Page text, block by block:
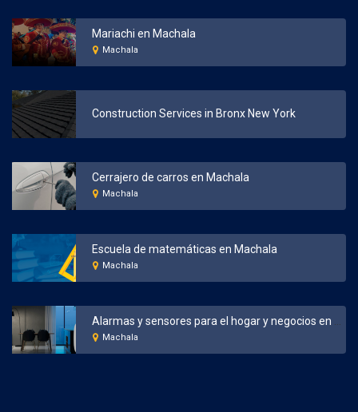
Mariachi en Machala
Machala
Construction Services in Bronx New York
Cerrajero de carros en Machala
Machala
Escuela de matemáticas en Machala
Machala
Machala